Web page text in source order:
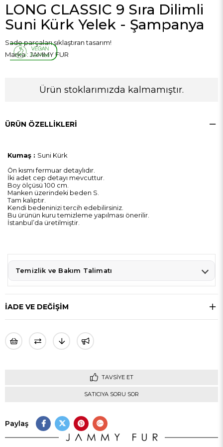
LONG CLASSIC 9 Sıra Dilimli
Suni Kürk Yelek - Şampanya
Sade parçaları şıklaştıran tasarım!
Marka : JAMMY FUR
Ürün stoklarımızda kalmamıştır.
ÜRÜN ÖZELLIKLERI
Kumaş : Suni Kürk
Ön kısmı fermuar detaylıdır.
İki adet cep detayı mevcuttur.
Boy ölçüsü 100 cm.
Manken üzerindeki beden S.
Tam kalıptır.
Kendi bedeninizi tercih edebilirsiniz.
Bu ürünün kuru temizleme yapılması önerilir.
İstanbul’da üretilmiştir.
Temizlik ve Bakım Talimatı
İADE VE DEĞİŞİM
TAVSIYE ET
SATICIYA SORU SOR
Paylaş